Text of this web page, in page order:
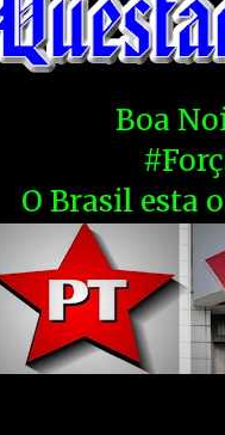
Boa
O Brasil esta